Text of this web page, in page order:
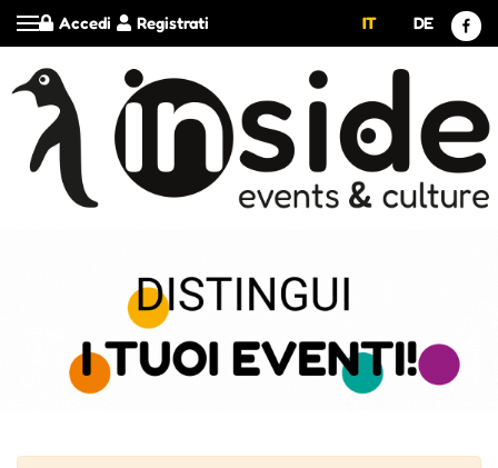
Registrati
Accedi IT DE